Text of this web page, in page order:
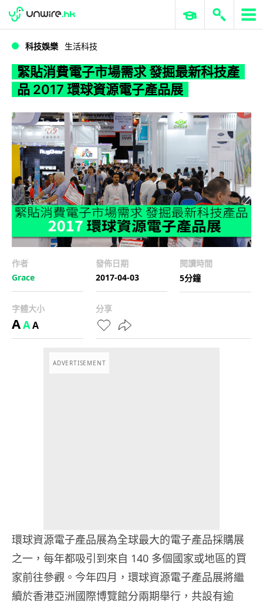
WWDC 2026 ERP 與商業 AI
科技娛樂 生活科技
緊貼消費電子市場需求 發掘最新科技產
品 2017 環球資源電子產品展
作者
Grace
發佈日期
2017-04-03
閱讀時間
5分鐘
字體大小
AAA
分享
ADVERTISEMENT
環球資源電子產品展為全球最大的電子產品採購展
之一，每年都吸引到來自 140 多個國家或地區的買
家前往參觀。今年四月，環球資源電子產品展將繼
續於香港亞洲國際博覽館分兩期舉行，共設有逾